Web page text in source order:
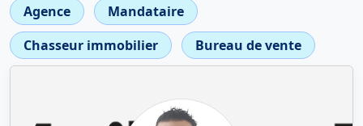
Agence
Mandataire
Chasseur immobilier
Bureau de vente